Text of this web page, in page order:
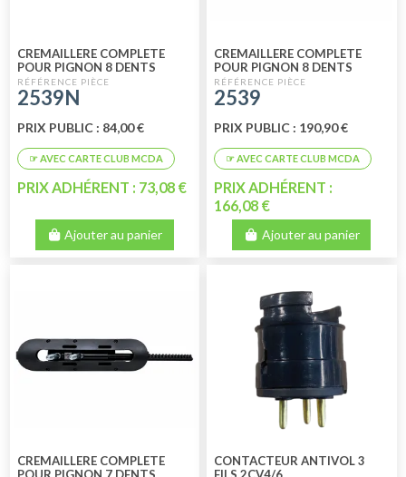
CREMAILLERE COMPLETE
POUR PIGNON 8 DENTS
2539N
PRIX PUBLIC : 84,00 €
PRIX ADHÉRENT : 73,08 €
Ajouter au panier
CREMAILLERE COMPLETE
POUR PIGNON 8 DENTS
2539
PRIX PUBLIC : 190,90 €
PRIX ADHÉRENT :
166,08 €
Ajouter au panier
CREMAILLERE COMPLETE
CONTACTEUR ANTIVOL 3